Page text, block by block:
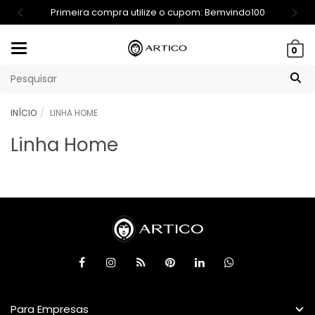
Primeira compra utilize o cupom: Bemvindo100
0
INÍCIO LINHA HOME
Linha Home
Para Empresas